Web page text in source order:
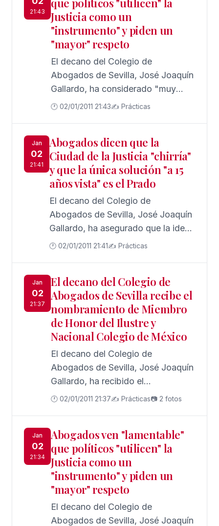
atropellos mortales, entre los que
destacan el ocurrido el pasado mes
de abril en Paseo Colón y que
costó la vida a dos mujeres
jóvenes, por lo que ha apostado
por establecer penas
"ejemplarizantes" a los imputados
21:43
que políticos "utilicen" la
Justicia como un
"instrumento" y piden un
"mayor" respeto
El decano del Colegio de
Abogados de Sevilla, José Joaquín
Gallardo, ha considerado "muy
lamentable" que las personas
político", y ha señalado que este
servicio público "se merecería un
mayor respeto" por parte de este
colectivo.
🕐 02/01/2011 21:43✍️ Prácticas
Jan
02
21:41
Abogados dicen que la
Ciudad de la Justicia "chirría"
y que la única solución "a 15
años vista" es el Prado
El decano del Colegio de
Abogados de Sevilla, José Joaquín
Gallardo, ha asegurado que la idea
de construir la Ciudad de la Justicia
capacidad de indignar a cualquier
persona que se sienta sevillana",
asegurando que la "única" solución
posible a 15 años vista se encuentra
en reformar las actuales
instalaciones judiciales del Prado
de San Sebastián y en aprovechar
los terrenos colindantes, de
🕐 02/01/2011 21:41✍️ Prácticas
Jan
02
21:37
El decano del Colegio de
Abogados de Sevilla recibe el
nombramiento de Miembro
de Honor del Ilustre y
Nacional Colegio de México
El decano del Colegio de
Abogados de Sevilla, José Joaquín
Gallardo, ha recibido el
nombramiento de Miembro de
con la correspondiente venera
colegial, de manos del presidente
de esa institución Oscar Cruz
Barney y en el transcurso de un
solemne acto celebrado en la sede
del Colegio sevillano.
🕐 02/01/2011 21:37✍️ Prácticas📷 2 fotos
Jan
02
21:34
Abogados ven "lamentable"
que políticos "utilicen" la
Justicia como un
"instrumento" y piden un
"mayor" respeto
El decano del Colegio de
Abogados de Sevilla, José Joaquín